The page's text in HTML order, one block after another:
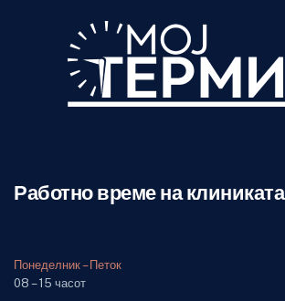
Работно време на клиниката
Понеделник – Петок
08 – 15 часот